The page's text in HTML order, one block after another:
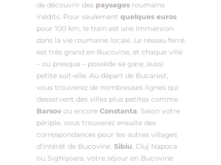
de découvrir des paysages roumains
inédits. Pour seulement quelques euros
pour 100 km, le train est une immersion
dans la vie roumaine locale. Le réseau ferré
est très grand en Bucovine, et chaque ville
– ou presque – possède sa gare, aussi
petite soit-elle. Au départ de Bucarest,
vous trouverez de nombreuses lignes qui
desservent des villes plus petites comme
Barsov ou encore Constanta. Selon votre
périple, vous trouverez ensuite des
correspondances pour les autres villages
d’intérêt de Bucovine. Sibiu, Cluj Napoca
ou Sighişoara, votre séjour en Bucovine